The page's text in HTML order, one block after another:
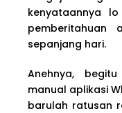
kenyataannya
sepanjang hari.
Anehnya,
manual aplikasi
barulah ratusan